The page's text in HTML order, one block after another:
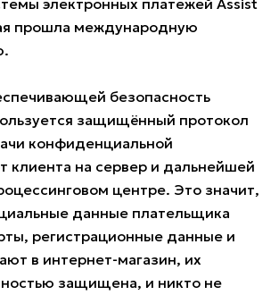
электронных платежей Assist
прошла международную
безопасность
защищённый протокол
конфиденциальной
клиента на сервер и дальнейшей
центре. Это значит,
данные плательщика
регистрационные данные и
в интернет-магазин, их
защищена, и никто не